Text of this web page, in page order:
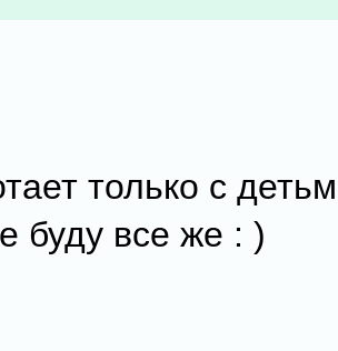
только с
буду все же : )